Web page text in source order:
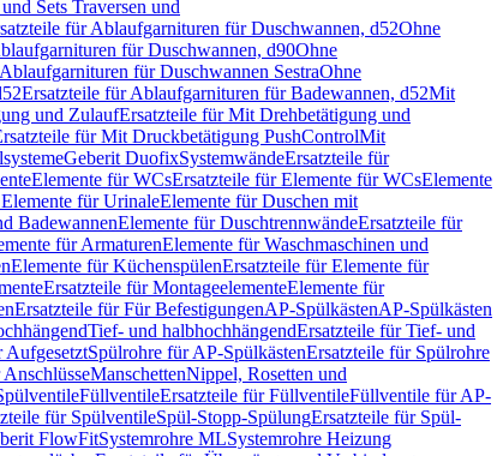
Sets Traversen und
für Ablaufgarnituren für Duschwannen, d52Ohne
für Duschwannen, d90Ohne
für Duschwannen SestraOhne
Ersatzteile für Ablaufgarnituren für Badewannen, d52Mit
und ZulaufErsatzteile für Mit Drehbetätigung und
für Mit Druckbetätigung PushControlMit
Geberit DuofixSystemwändeErsatzteile für
Elemente für WCsErsatzteile für Elemente für WCsElemente
für UrinaleElemente für Duschen mit
BadewannenElemente für DuschtrennwändeErsatzteile für
für ArmaturenElemente für Waschmaschinen und
Elemente für KüchenspülenErsatzteile für Elemente für
Ersatzteile für MontageelementeElemente für
Ersatzteile für Für BefestigungenAP-SpülkästenAP-Spülkästen
Tief- und halbhochhängendErsatzteile für Tief- und
AufgesetztSpülrohre für AP-SpülkästenErsatzteile für Spülrohre
ManschettenNippel, Rosetten und
FüllventileErsatzteile für FüllventileFüllventile für AP-
für SpülventileSpül-Stopp-SpülungErsatzteile für Spül-
FlowFitSystemrohre MLSystemrohre Heizung